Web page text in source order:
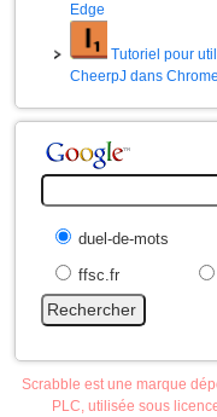
Edge
Tutoriel pour
CheerpJ dans Chrome
duel-de-mots
ffsc.fr
Scrabble est une marque
PLC, utilisée sous